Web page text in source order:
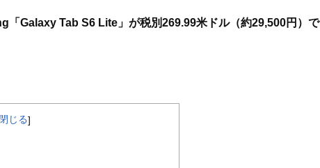
「Galaxy Tab S6 Lite」が税別269.99米ドル（約29,500円）で
じる]